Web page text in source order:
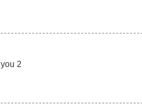
2